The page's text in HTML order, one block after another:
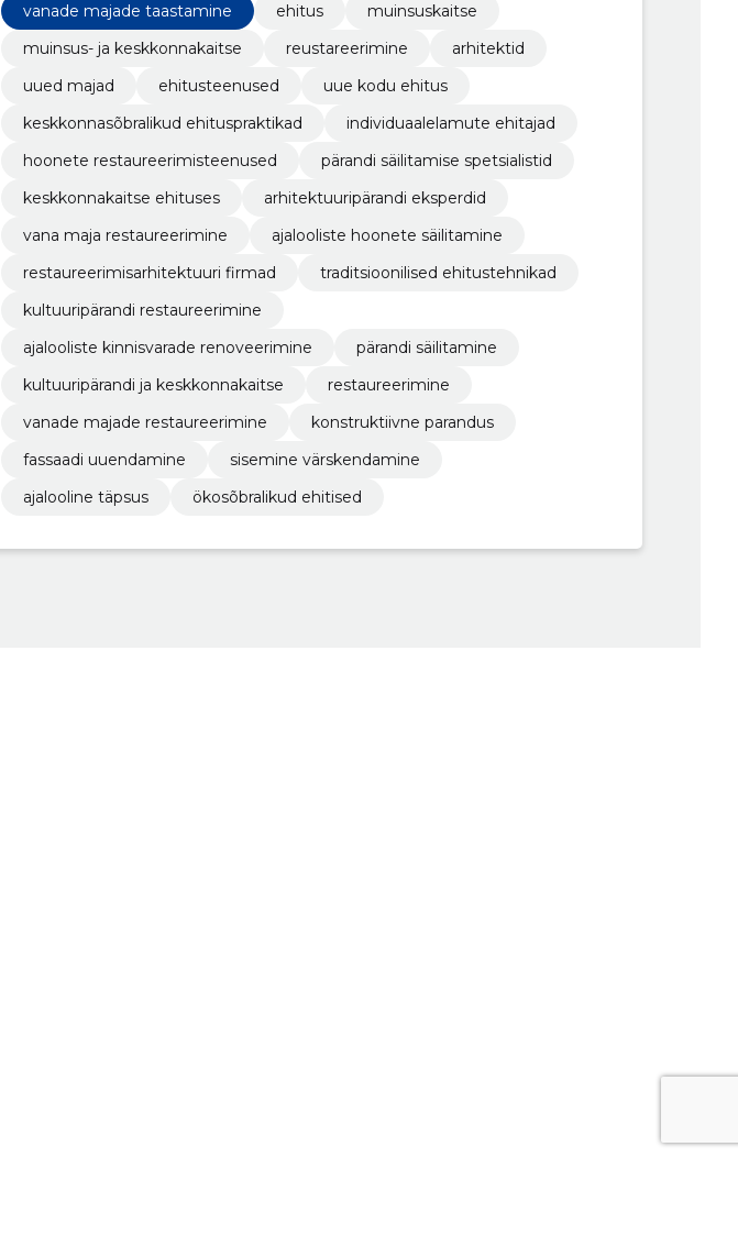
vanade majade taastamine
ehitus
muinsuskaitse
muinsus- ja keskkonnakaitse
reustareerimine
arhitektid
uued majad
ehitusteenused
uue kodu ehitus
keskkonnasõbralikud ehituspraktikad
individuaalelamute ehitajad
hoonete restaureerimisteenused
pärandi säilitamise spetsialistid
keskkonnakaitse ehituses
arhitektuuripärandi eksperdid
vana maja restaureerimine
ajalooliste hoonete säilitamine
restaureerimisarhitektuuri firmad
traditsioonilised ehitustehnikad
kultuuripärandi restaureerimine
ajalooliste kinnisvarade renoveerimine
pärandi säilitamine
kultuuripärandi ja keskkonnakaitse
restaureerimine
vanade majade restaureerimine
konstruktiivne parandus
fassaadi uuendamine
sisemine värskendamine
ajalooline täpsus
ökosõbralikud ehitised